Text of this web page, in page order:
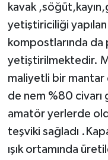
kavak
yetiştiriciliği
kompostlarında
yetiştirilmektedir.
maliyetli bir mantar
de nem %80 civarı
amatör yerlerde
teşviki sağladı
ışık ortamında